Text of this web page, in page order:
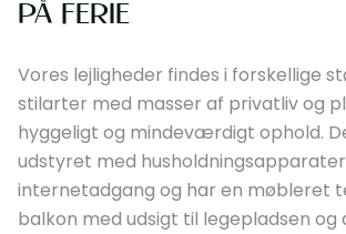
PÅ FERIE
Vores lejligheder findes i forskellige
stilarter med masser af privatliv og
hyggeligt og mindeværdigt ophold.
udstyret med
internetadgang og har en møbleret
balkon med udsigt til legepladsen og